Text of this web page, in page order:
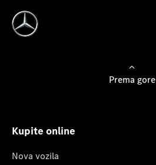
Prema gore
Kupite online
Nova vozila